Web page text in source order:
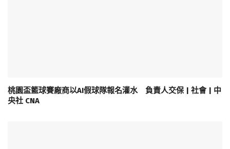
桃園盃籃球賽廠商以AI假球隊報名灌水 負責人交保 | 社會 | 中
央社 CNA